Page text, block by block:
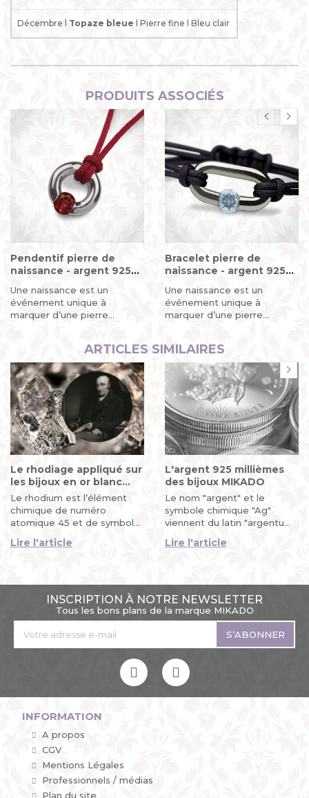
Décembre l Topaze bleue l Pierre fine l Bleu clair
PRODUITS ASSOCIÉS
Pendentif pierre de
naissance - argent 925
Une naissance est un
événement unique à
marquer d’une pierre
Bracelet pierre de
naissance - argent 925
Une naissance est un
événement unique à
marquer d’une pierre
ARTICLES SIMILAIRES
Le rhodiage appliqué sur
les bijoux en or blanc
MIKADO
Le rhodium est l’élément
chimique de numéro
atomique 45 et de symbole
Rh de la famille du platine. Il
a été découvert...
Lire l'article
L'argent 925 millièmes
des bijoux MIKADO
Le nom "argent" et le
symbole chimique "Ag"
viennent du latin "argentum".
Son origine encore plus
lointaine signifie...
Lire l'article
INSCRIPTION À NOTRE NEWSLETTER
Tous les bons plans de la marque MIKADO
S’ABONNER
INFORMATION
A propos
CGV
Mentions Légales
Professionnels / médias
Plan du site